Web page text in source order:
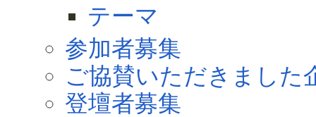
テーマ
参加者募集
ご協賛いただきました
登壇者募集